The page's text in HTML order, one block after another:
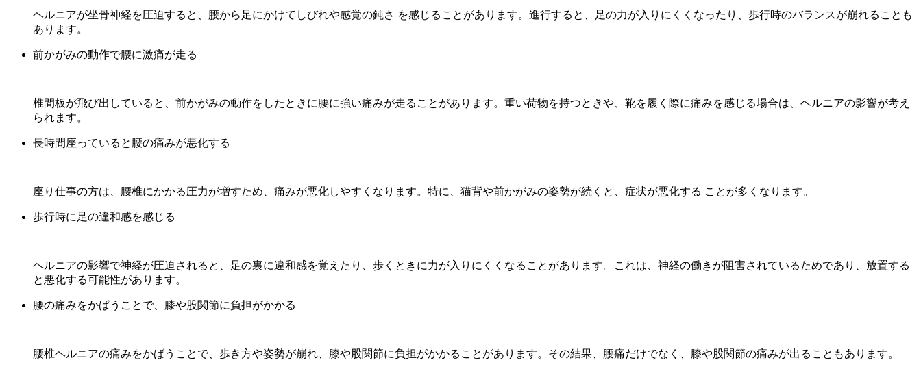
ヘルニアが坐骨神経を圧迫すると、腰から足にかけてしびれや感覚の鈍さ を感じることがあります。進行すると、足の力が入りにくくなったり、歩行時のバランスが崩れることも
あります。
前かがみの動作で腰に激痛が走る
椎間板が飛び出していると、前かがみの動作をしたときに腰に強い痛みが走ることがあります。重い荷物を持つときや、靴を履く際に痛みを感じる場合は、ヘルニアの影響が考え
られます。
長時間座っていると腰の痛みが悪化する
座り仕事の方は、腰椎にかかる圧力が増すため、痛みが悪化しやすくなります。特に、猫背や前かがみの姿勢が続くと、症状が悪化する ことが多くなります。
歩行時に足の違和感を感じる
ヘルニアの影響で神経が圧迫されると、足の裏に違和感を覚えたり、歩くときに力が入りにくくなることがあります。これは、神経の働きが阻害されているためであり、放置する
と悪化する可能性があります。
腰の痛みをかばうことで、膝や股関節に負担がかかる
腰椎ヘルニアの痛みをかばうことで、歩き方や姿勢が崩れ、膝や股関節に負担がかかることがあります。その結果、腰痛だけでなく、膝や股関節の痛みが出ることもあります。